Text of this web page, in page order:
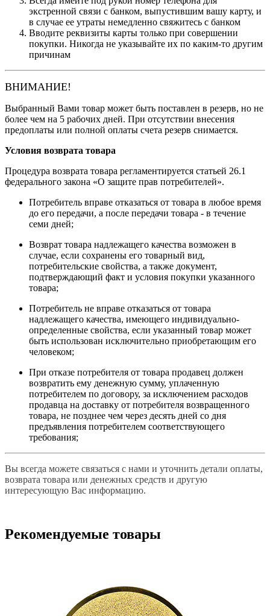
экстренной связи с банком, выпустившим вашу карту, и
в случае ее утраты немедленно свяжитесь с банком
Вводите реквизиты карты только при совершении
покупки. Никогда не указывайте их по каким-то другим
причинам
ВНИМАНИЕ!
Выбранный Вами товар может быть поставлен в резерв, но не
более чем на 5 рабочих дней. При отсутствии внесения
предоплаты или полной оплаты счета резерв снимается.
Условия возврата товара
Процедура возврата товара регламентируется статьей 26.1
федерального закона «О защите прав потребителей».
Потребитель вправе отказаться от товара в любое время
до его передачи, а после передачи товара - в течение
семи дней;
Возврат товара надлежащего качества возможен в
случае, если сохранены его товарный вид,
потребительские свойства, а также документ,
подтверждающий факт и условия покупки указанного
товара;
Потребитель не вправе отказаться от товара
надлежащего качества, имеющего индивидуально-
определенные свойства, если указанный товар может
быть использован исключительно приобретающим его
человеком;
При отказе потребителя от товара продавец должен
возвратить ему денежную сумму, уплаченную
потребителем по договору, за исключением расходов
продавца на доставку от потребителя возвращенного
товара, не позднее чем через десять дней со дня
предъявления потребителем соответствующего
требования;
Вы всегда можете связаться с нами и уточнить детали оплаты,
возврата товара или денежных средств и другую
интересующую Вас информацию.
Рекомендуемые товары